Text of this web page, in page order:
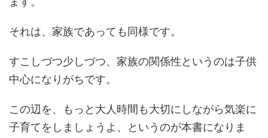
それは、家族であっても同様です。
すこしづつ少しづつ、家族の関係性というのは子供
中心になりがちです。
この辺を、もっと大人時間も大切にしながら気楽に
子育てをしましょうよ、というのが本書になりま